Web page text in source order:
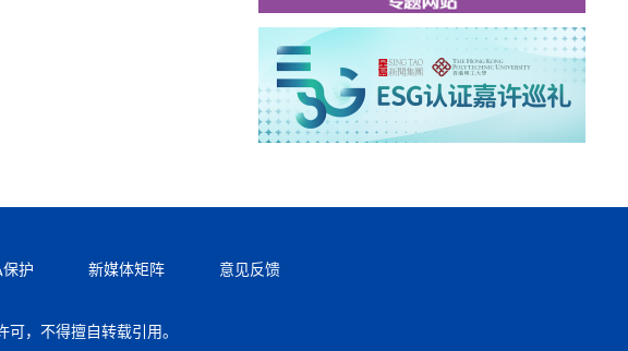
保护 新媒体矩阵 意见反馈
，不得擅自转载引用。